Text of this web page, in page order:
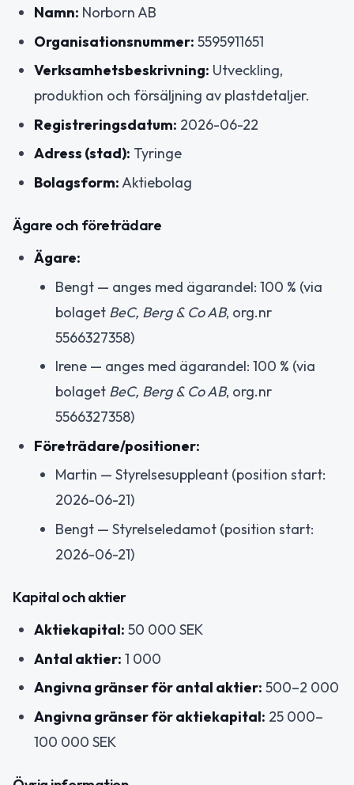
Namn: Norborn AB
Organisationsnummer: 5595911651
Verksamhetsbeskrivning: Utveckling,
produktion och försäljning av plastdetaljer.
Registreringsdatum: 2026-06-22
Adress (stad): Tyringe
Bolagsform:Aktiebolag
Ägare och företrädare
Ägare:
Bengt — anges med ägarandel: 100 % (via
bolaget BeC, Berg & Co AB, org.nr
5566327358)
Irene — anges med ägarandel: 100 % (via
bolaget BeC, Berg & Co AB, org.nr
5566327358)
Företrädare/positioner:
Martin — Styrelsesuppleant (position start:
2026-06-21)
Bengt — Styrelseledamot (position start:
2026-06-21)
Kapital och aktier
Aktiekapital: 50 000 SEK
Antal aktier: 1 000
Angivna gränser för antal aktier: 500–2 000
Angivna gränser för aktiekapital: 25 000–
100 000 SEK